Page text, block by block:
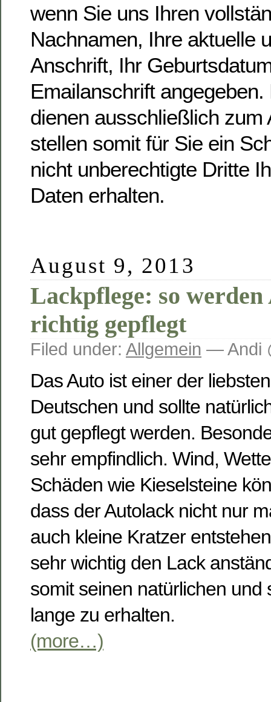
wenn Sie uns Ihren
Nachnamen, Ihre aktuelle
Anschrift, Ihr
Emailanschrift
dienen ausschließlich zum
stellen somit für Sie ein
nicht unberechtigte Dritte
Daten erhalten.
August 9, 2013
Lackpflege: so
richtig gepflegt
Filed under: Allgemein — Andi
Das Auto ist einer der
Deutschen und sollte
gut gepflegt werden.
sehr empfindlich. Wind,
Schäden wie Kieselsteine
dass der Autolack nicht nur
auch kleine Kratzer
sehr wichtig den Lack
somit seinen natürlichen und
lange zu erhalten.
(more…)